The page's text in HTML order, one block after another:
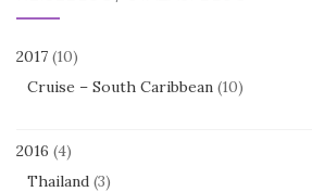
2017 (10)
Cruise – South Caribbean (10)
2016 (4)
Thailand (3)